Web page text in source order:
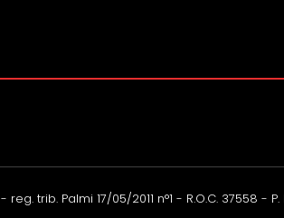
Palmi 17/05/2011 n°1 - R.O.C. 37558 - P.